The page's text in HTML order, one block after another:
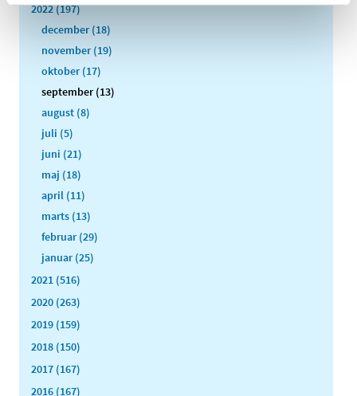
2022 (197)
december (18)
november (19)
oktober (17)
september (13)
august (8)
juli (5)
juni (21)
maj (18)
april (11)
marts (13)
februar (29)
januar (25)
2021 (516)
2020 (263)
2019 (159)
2018 (150)
2017 (167)
2016 (167)